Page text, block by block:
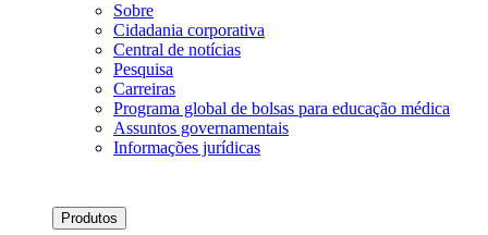
Sobre
Cidadania corporativa
Central de notícias
Pesquisa
Carreiras
Programa global de bolsas para educação médica
Assuntos governamentais
Informações jurídicas
Produtos